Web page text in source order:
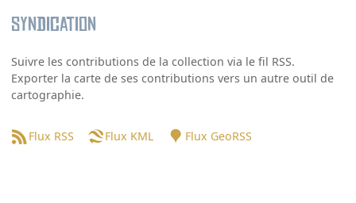
Syndication
Suivre les contributions de la collection via le fil RSS.
Exporter la carte de ses contributions vers un autre outil de
cartographie.
Flux RSS Flux KML Flux GeoRSS